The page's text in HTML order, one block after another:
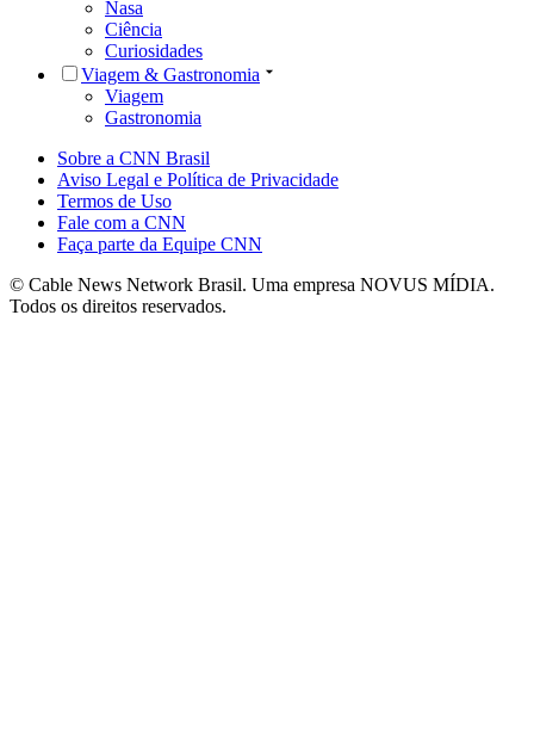
Nasa
Ciência
Curiosidades
Viagem & Gastronomia
Viagem
Gastronomia
Sobre a CNN Brasil
Aviso Legal e Política de Privacidade
Termos de Uso
Fale com a CNN
Faça parte da Equipe CNN
© Cable News Network Brasil. Uma empresa NOVUS MÍDIA.
Todos os direitos reservados.